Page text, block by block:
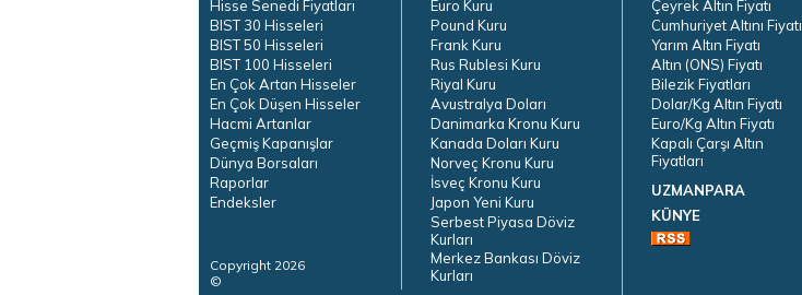
Hisse Senedi Fiyatları
BIST 30 Hisseleri
BIST 50 Hisseleri
BIST 100 Hisseleri
En Çok Artan Hisseler
En Çok Düşen Hisseler
Hacmi Artanlar
Geçmiş Kapanışlar
Dünya Borsaları
Raporlar
Endeksler
Copyright 2026
©
Euro Kuru
Pound Kuru
Frank Kuru
Rus Rublesi Kuru
Riyal Kuru
Avustralya Doları
Danimarka Kronu Kuru
Kanada Doları Kuru
Norveç Kronu Kuru
İsveç Kronu Kuru
Japon Yeni Kuru
Serbest Piyasa Döviz
Kurları
Merkez Bankası Döviz
Kurları
Çeyrek Altın Fiyatı
Cumhuriyet Altını Fiyatı
Yarım Altın Fiyatı
Altın (ONS) Fiyatı
Bilezik Fiyatları
Dolar/Kg Altın Fiyatı
Euro/Kg Altın Fiyatı
Kapalı Çarşı Altın
Fiyatları
UZMANPARA
KÜNYE